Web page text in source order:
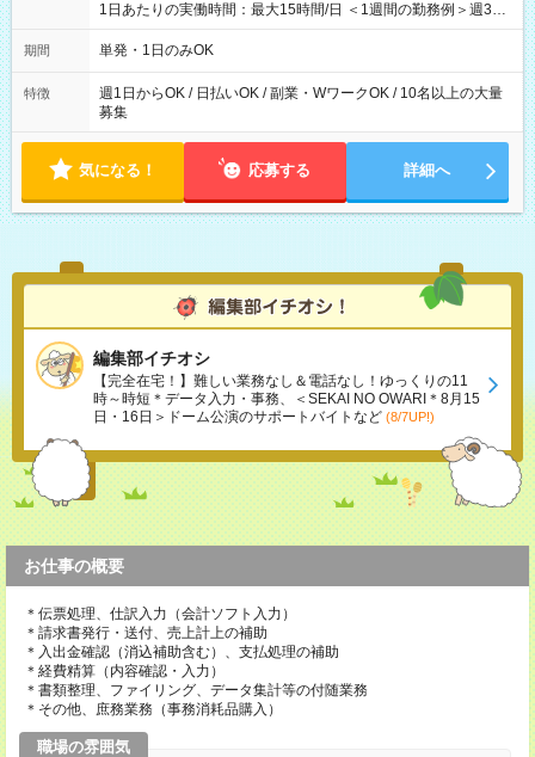
1日あたりの実働時間：最大15時間/日 ＜1週間の勤務例＞週3回
勤務 勤務：月・水・金 休み：火・木・土・日 好きな時にお仕事
可能です！ ※1日あたりの最大実働時間は日勤、夜勤共に勤務し
期間 単発・1日のみOK
特徴
週1日からOK / 日払いOK / 副業・WワークOK / 10名以上の大量
募集
気になる！ 応募する 詳細へ
編集部イチオシ
【完全在宅！】難しい業務なし＆電話なし！ゆっくりの11
時～時短＊データ入力・事務、＜SEKAI NO OWARI＊8月15
日・16日＞ドーム公演のサポートバイトなど (8/7UP!)
お仕事の概要
＊伝票処理、仕訳入力（会計ソフト入力）
＊請求書発行・送付、売上計上の補助
＊入出金確認（消込補助含む）、支払処理の補助
＊経費精算（内容確認・入力）
＊書類整理、ファイリング、データ集計等の付随業務
＊その他、庶務業務（事務消耗品購入）
職場の雰囲気